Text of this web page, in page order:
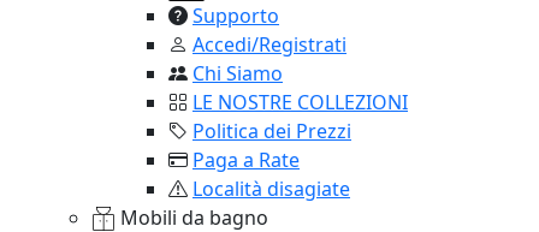
Supporto
Accedi/Registrati
Chi Siamo
LE NOSTRE COLLEZIONI
Politica dei Prezzi
Paga a Rate
Località disagiate
Mobili da bagno